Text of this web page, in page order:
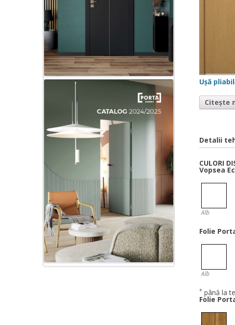
Ușă
Citește
Detalii
CULORI
Vopsea
Alb
Folie
Alb
* până la
Folie